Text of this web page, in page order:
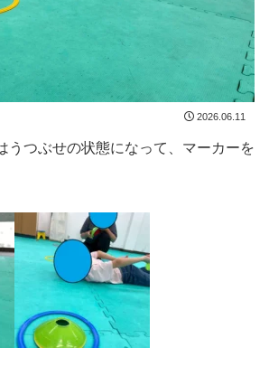
2026.06.11
うつぶせの状態になって、マーカーを